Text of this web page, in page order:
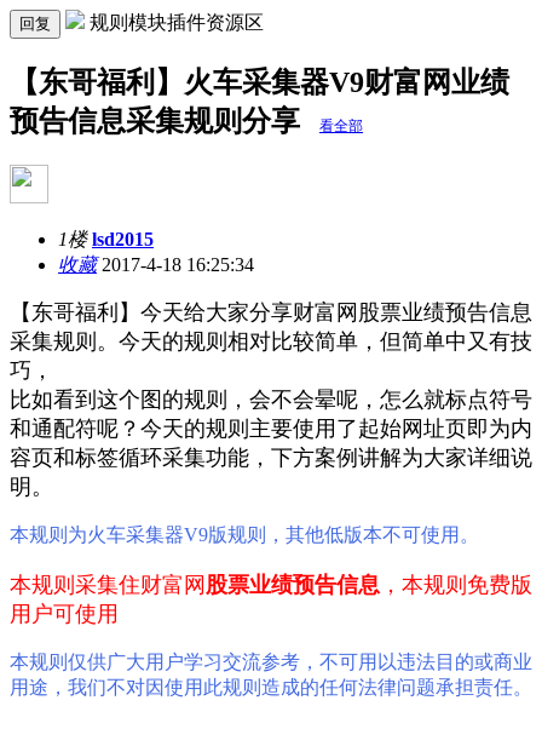
回复 规则模块插件资源区
【东哥福利】火车采集器V9财富网业绩
预告信息采集规则分享
看全部
1楼 lsd2015
收藏2017-4-18 16:25:34
【东哥福利】今天给大家分享财富网股票业绩预告信息
采集规则。今天的规则相对比较简单，但简单中又有技
巧，
比如看到这个图的规则，会不会晕呢，怎么就标点符号
和通配符呢？今天的规则主要使用了起始网址页即为内
容页和标签循环采集功能， 下方案例讲解为大家详细说
明。
本规则为火车采集器V9版规则，其他低版本不可使用。
本规则采集住财富网 股票业绩预告信息 ， 本规则免费版
用户可使用
本规则仅供广大用户学习交流参考，不可用以违法目的或商业
用途，我们不对因使用此规则造成的任何法律问题承担责任。